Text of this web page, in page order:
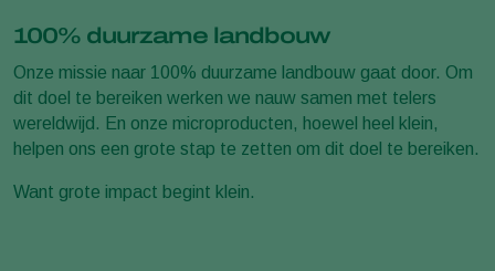
100% duurzame landbouw
Onze missie naar 100% duurzame landbouw gaat door. Om
dit doel te bereiken werken we nauw samen met telers
wereldwijd. En onze microproducten, hoewel heel klein,
helpen ons een grote stap te zetten om dit doel te bereiken.
Want grote impact begint klein.